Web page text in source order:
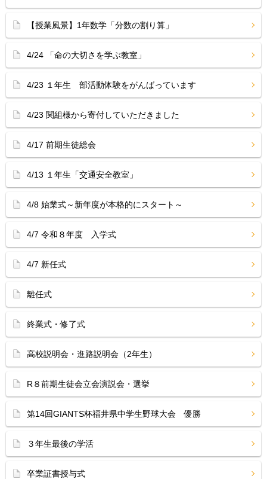
【授業風景】1年数学「分数の割り算」
4/24 「命の大切さを学ぶ教室」
4/23 １年生 部活動体験をがんばっています
4/23 関組様から寄付していただきました
4/17 前期生徒総会
4/13 １年生「交通安全教室」
4/8 始業式～新年度が本格的にスタート～
4/7 令和８年度 入学式
4/7 新任式
離任式
終業式・修了式
高校説明会・進路説明会（2年生）
R８前期生徒会立会演説会・選挙
第14回GIANTS杯福井県中学生野球大会 優勝
３年生最後の学活
卒業証書授与式